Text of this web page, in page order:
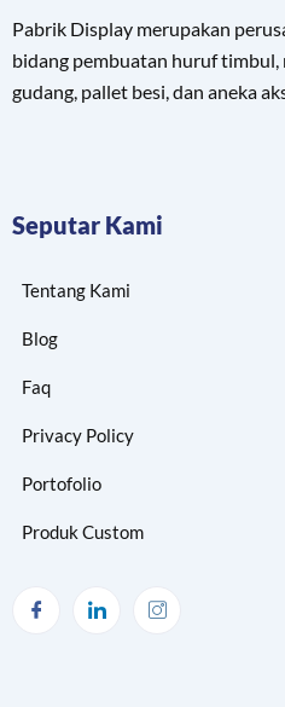
Pabrik Display merupakan
bidang pembuatan huruf
gudang, pallet besi, dan aneka
Seputar Kami
Tentang Kami
Blog
Faq
Privacy Policy
Portofolio
Produk Custom